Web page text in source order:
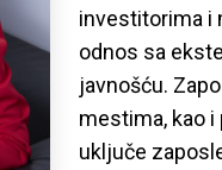
investitorima i
odnos sa
javnošću.
mestima, kao
uključe